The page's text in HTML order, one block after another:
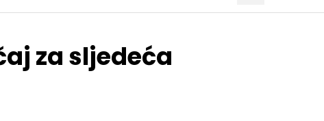
za sljedeća